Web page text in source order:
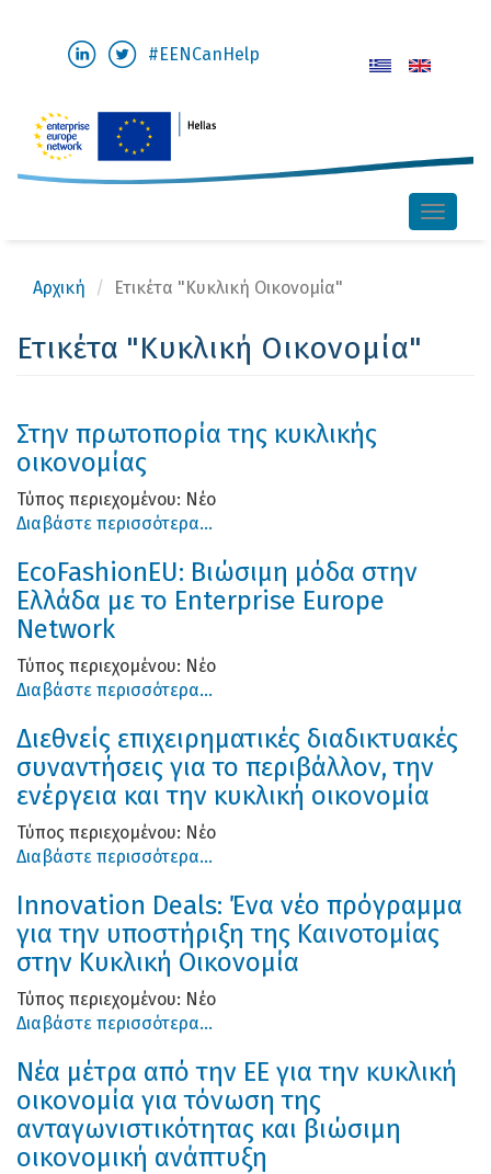
περιεχόμενο
#EENCanHelp
Toggle
Αρχική Ετικέτα "Κυκλική Οικονομία"
Ετικέτα "Κυκλική Οικονομία"
Στην πρωτοπορία της κυκλικής
οικονομίας
Τύπος περιεχομένου: Νέο
Διαβάστε περισσότερα...
EcoFashionEU: Βιώσιμη μόδα στην
Ελλάδα με το Enterprise Europe
Network
Τύπος περιεχομένου: Νέο
Διαβάστε περισσότερα...
Διεθνείς επιχειρηματικές διαδικτυακές
συναντήσεις για το περιβάλλον, την
ενέργεια και την κυκλική οικονομία
Τύπος περιεχομένου: Νέο
Διαβάστε περισσότερα...
Innovation Deals: Ένα νέο πρόγραμμα
για την υποστήριξη της Καινοτομίας
στην Κυκλική Οικονομία
Τύπος περιεχομένου: Νέο
Διαβάστε περισσότερα...
Νέα μέτρα από την ΕΕ για την κυκλική
οικονομία για τόνωση της
ανταγωνιστικότητας και βιώσιμη
οικονομική ανάπτυξη